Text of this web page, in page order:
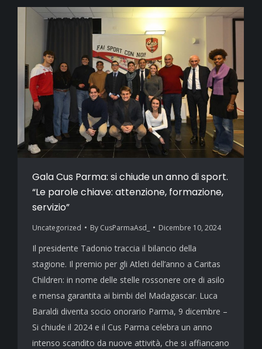
Gala Cus Parma: si chiude un anno di sport.
“Le parole chiave: attenzione, formazione,
servizio”
Uncategorized By CusParmaAsd_ Dicembre 10, 2024
Il presidente Tadonio traccia il bilancio della
stagione. Il premio per gli Atleti dell’anno a Caritas
Children: in nome delle stelle rossonere ore di asilo
e mensa garantita ai bimbi del Madagascar. Luca
Baraldi diventa socio onorario Parma, 9 dicembre –
Si chiude il 2024 e il Cus Parma celebra un anno
intenso scandito da nuove attività, che si affiancano